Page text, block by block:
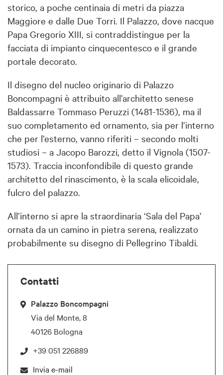
storico, a poche centinaia di metri da piazza
Maggiore e dalle Due Torri. Il Palazzo, dove nacque
Papa Gregorio XIII, si contraddistingue per la
facciata di impianto cinquecentesco e il grande
portale decorato.
Il disegno del nucleo originario di Palazzo
Boncompagni è attribuito all’architetto senese
Baldassarre Tommaso Peruzzi (1481-1536), ma il
suo completamento ed ornamento, sia per l’interno
che per l’esterno, vanno riferiti – secondo molti
studiosi – a Jacopo Barozzi, detto il Vignola (1507-
1573). Traccia inconfondibile di questo grande
architetto del rinascimento, è la scala elicoidale,
fulcro del palazzo.
All’interno si apre la straordinaria ‘Sala del Papa’
ornata da un camino in pietra serena, realizzato
probabilmente su disegno di Pellegrino Tibaldi.
Contatti
Palazzo Boncompagni
Via del Monte, 8
40126 Bologna
+39 051 226889
Invia e-mail